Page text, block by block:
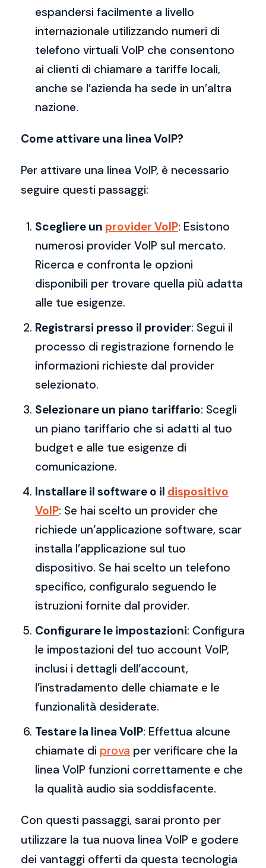
espandersi facilmente a livello
internazionale utilizzando numeri di
telefono virtuali VoIP che consentono
ai clienti di chiamare a tariffe locali,
anche se l’azienda ha sede in un’altra
nazione.
Come attivare una linea VoIP?
Per attivare una linea VoIP, è necessario
seguire questi passaggi:
Scegliere un provider VoIP: Esistono
numerosi provider VoIP sul mercato.
Ricerca e confronta le opzioni
disponibili per trovare quella più adatta
alle tue esigenze.
Registrarsi presso il provider: Segui il
processo di registrazione fornendo le
informazioni richieste dal provider
selezionato.
Selezionare un piano tariffario: Scegli
un piano tariffario che si adatti al tuo
budget e alle tue esigenze di
comunicazione.
Installare il software o il dispositivo
VoIP: Se hai scelto un provider che
richiede un’applicazione software, scar
installa l’applicazione sul tuo
dispositivo. Se hai scelto un telefono
specifico, configuralo seguendo le
istruzioni fornite dal provider.
Configurare le impostazioni: Configura
le impostazioni del tuo account VoIP,
inclusi i dettagli dell’account,
l’instradamento delle chiamate e le
funzionalità desiderate.
Testare la linea VoIP: Effettua alcune
chiamate di prova per verificare che la
linea VoIP funzioni correttamente e che
la qualità audio sia soddisfacente.
Con questi passaggi, sarai pronto per
utilizzare la tua nuova linea VoIP e godere
dei vantaggi offerti da questa tecnologia